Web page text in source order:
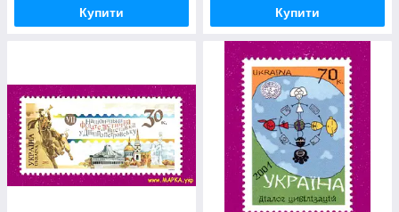
Купити Купити